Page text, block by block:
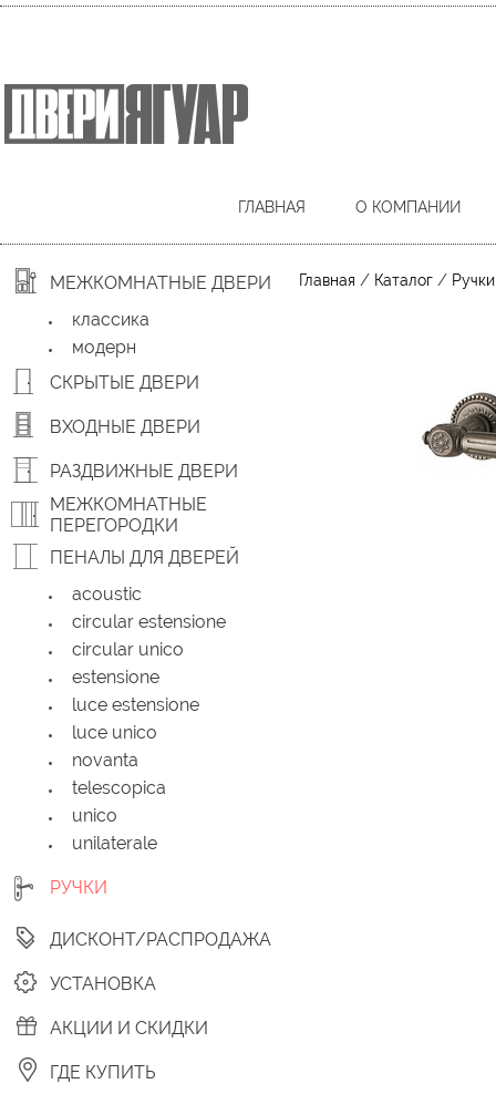
ГЛАВНАЯ О КОМПАНИИ
МЕЖКОМНАТНЫЕ ДВЕРИ
классика
модерн
СКРЫТЫЕ ДВЕРИ
ВХОДНЫЕ ДВЕРИ
РАЗДВИЖНЫЕ ДВЕРИ
МЕЖКОМНАТНЫЕ
ПЕРЕГОРОДКИ
ПЕНАЛЫ ДЛЯ ДВЕРЕЙ
acoustic
circular estensione
circular unico
estensione
luce estensione
luce unico
novanta
telescopica
unico
unilaterale
РУЧКИ
ДИСКОНТ/РАСПРОДАЖА
УСТАНОВКА
АКЦИИ И СКИДКИ
ГДЕ КУПИТЬ
Главная / Каталог / Ручки